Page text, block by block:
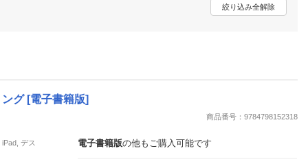
動画配信ガイド
推し楽
絞り込み全解除
グ [電子書籍版]
商品番号：9784798152318
デス
電子書籍版の他もご購入可能です